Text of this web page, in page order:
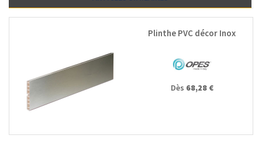
Plinthe PVC décor Inox
Dès 68,28 €